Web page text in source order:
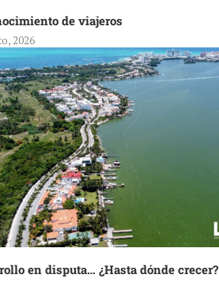
de viajeros
2026
en disputa… ¿Hasta dónde crecer?